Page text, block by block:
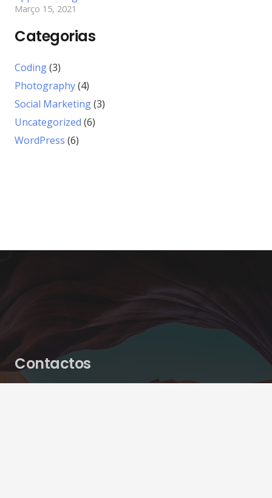
Março 15, 2021
Categorias
Coding(3)
Photography(4)
Social Marketing(3)
Uncategorized (6)
WordPress (6)
Contactos